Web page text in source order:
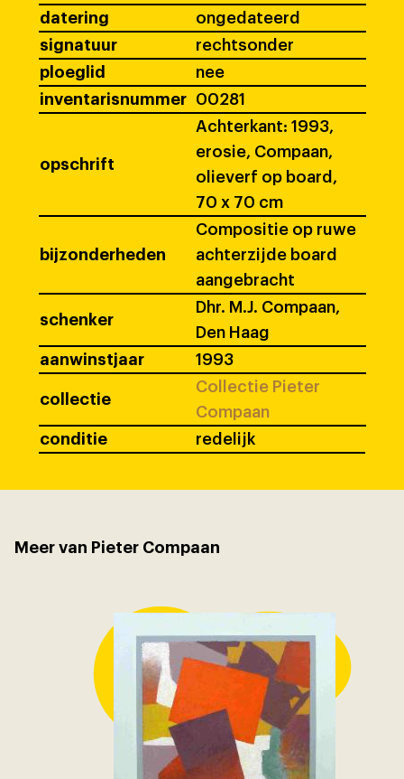
datering
ongedateerd
signatuur
rechtsonder
ploeglid
nee
inventarisnummer
00281
opschrift
Achterkant: 1993,
erosie, Compaan,
olieverf op board,
70 x 70 cm
bijzonderheden
Compositie op ruwe
achterzijde board
aangebracht
schenker
Dhr. M.J. Compaan,
Den Haag
aanwinstjaar
1993
collectie
Collectie Pieter
Compaan
conditie
redelijk
Meer van Pieter Compaan